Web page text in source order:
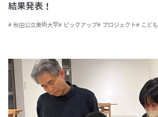
結果発表！
# 秋田公立美術大学# ピックアップ# プロジェクト# こども